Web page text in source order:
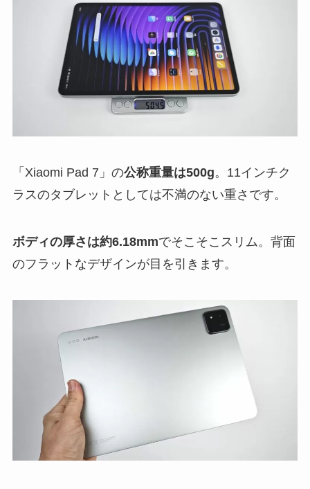
「Xiaomi Pad 7」の公称重量は500g。11インチク
ラスのタブレットとしては不満のない重さです。
ボディの厚さは約6.18mmでそこそこスリム。背面
のフラットなデザインが目を引きます。